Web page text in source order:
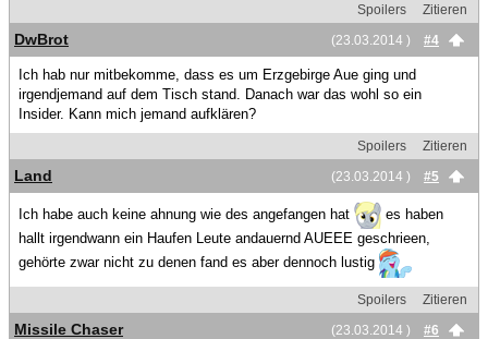
Spoilers
Zitieren
(23.03.2014 )
#4
DwBrot
Ich hab nur mitbekomme, dass es um Erzgebirge Aue ging und
irgendjemand auf dem Tisch stand. Danach war das wohl so ein
Insider. Kann mich jemand aufklären?
Spoilers
Zitieren
(23.03.2014 )
#5
Land
Ich habe auch keine ahnung wie des angefangen hat
es haben
hallt irgendwann ein Haufen Leute andauernd AUEEE geschrieen,
gehörte zwar nicht zu denen fand es aber dennoch lustig
Spoilers
Zitieren
(23.03.2014 )
#6
Missile Chaser